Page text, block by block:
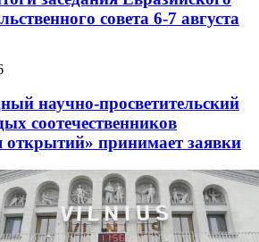
совета 6-7 августа
научно-просветительский
соотечественников
открытий» принимает заявки